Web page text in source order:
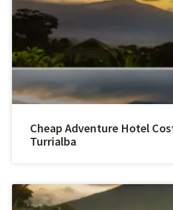
Cheap Adventure Hotel
Turrialba